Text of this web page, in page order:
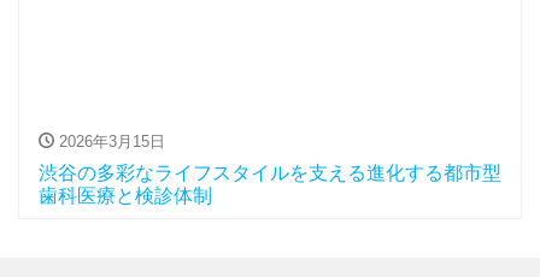
2026年3月15日
渋谷の多彩なライフスタイルを支える進化する都市型
歯科医療と検診体制